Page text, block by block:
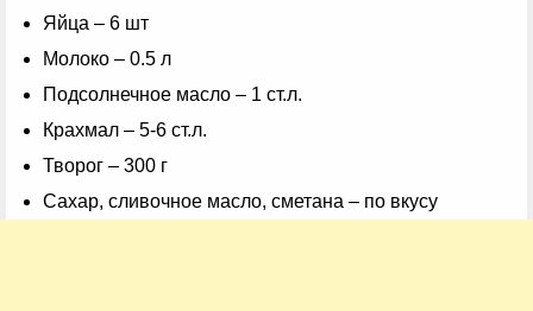
Яйца – 6 шт
Молоко – 0.5 л
Подсолнечное масло – 1 ст.л.
Крахмал – 5-6 ст.л.
Творог – 300 г
Сахар, сливочное масло, сметана – по вкусу